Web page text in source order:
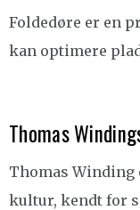
Foldedøre er en
kan optimere
Thomas
Thomas
kultur, kendt for